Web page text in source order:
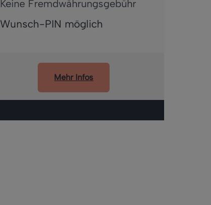
Keine Fremdwährungsgebühr
Wunsch-PIN möglich
Mehr Infos